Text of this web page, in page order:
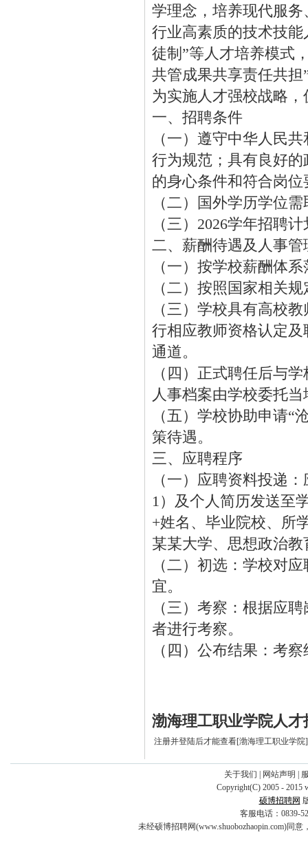
学理念，培养现代服
行业高素质的技术技
徒制”等人才培养模式
共管成果共享责任共
为实施人才强校战略
一、招聘条件
（一）遵守中华人民
行为规范；具有良好
的身心条件和符合岗
（二）国外学历学位
（三）2026学年招聘
二、薪酬待遇及人事管
（一）按学校薪酬体
（二）按照国家相关
（三）学校具有高校
行相应教师资格认定
通道。
（四）正式聘任后与
人事档案由学校委托
（五）学校协助申请“
策待遇。
三、应聘程序
（一）应聘资料投递
1）及个人简历发送至
+姓名、毕业院校、所
某某大学、思想政治
（二）初选：学校对
宜。
（三）考察：根据应
者进行考察。
（四）公布结果：考
渤海理工职业学院人
注册并登陆后才能查看[渤海理工职业学
关于我们 网站声明
Copyright(C) 2005 - 2015
硕博招聘网
客服电话：0839-
未经硕博招聘网(www.shuobozhaopin.com)同